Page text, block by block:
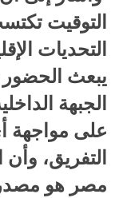
التوقيت
التحديات
يبعث الحضور
الجبهة
على مواجهة
التفريق، وأن
مصر هو